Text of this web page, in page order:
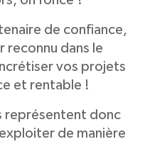
de confiance,
reconnu dans le
vos projets
et rentable !
représentent donc
de manière